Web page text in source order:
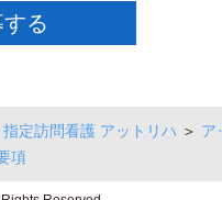
る
定訪問看護 アットリハ ＞ ア
項